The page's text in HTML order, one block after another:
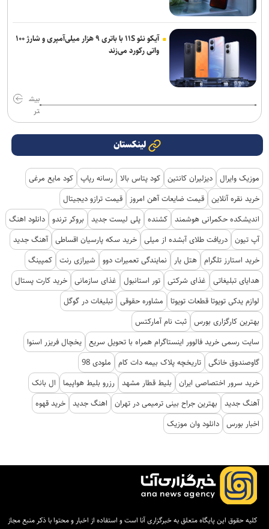
آیکو نئو ۱۱S با باتری ۹ هزار میلی‌آمپری و شارژ ۱۰۰
واتی رکورد می‌زند
بیش
تر
لینکستان
موزیک وایرال دیزلیران کانتین کود پتاس بالا رسانه رپاپ کود مایع مرغی
خرید نقره آنلاین قیمت ضایعات آهن امروز
قیمت ترازو دیجیتال
اندیشکده حکمرانی هوشمند کشنده پلی لیست جدید بروکر ترندو دانلود اهنگ
آپ تیون دریافت طلای آبشده از میلی خرید سکه پارسیان اقساطی آهنگ جدید
خرید استارز تلگرام هتل یار نمایندگی تعمیرات دوو شیرازی رنت کمپینگ
هدایای تبلیغاتی
غذای شرکتی تور استانبول غذای سازمانی خرید کارت پستال
لوازم یدکی تویوتا قطعات تویوتا
مشاوره حقوقی تبلیغات در گوگل
بهترین کارگزاری بورس ثبت نام آمارکتس
سایت رسمی خرید فالوور اینستاگرام همراه با تحویل سریع یخچال فریزر اسنوا
گاوصندوق خانگی تاریخچه پلاک بیمه دات کام
ملودی 98
خرید سرور اختصاصی ایران
بلیط قطار مشهد رزرو بلیط هواپیما
ال بانک
آهنگ جدید
بهترین جراح بینی ترمیمی در تهران اهنگ جدید خرید قهوه
اخبار بورس دانلود وان موزیک
کلیه حقوق این پایگاه متعلق به خبرگزاری آنا است و استفاده از اخبار و محتوا با ذکر منبع مجاز